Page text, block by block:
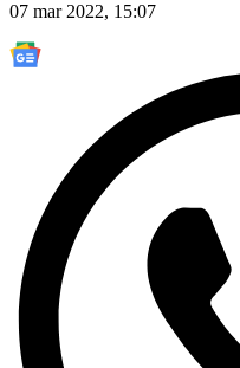
07 mar 2022, 15:07